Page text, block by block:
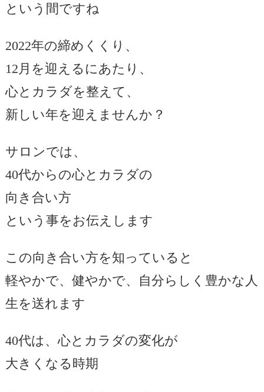
という間ですね
2022年の締めくくり、
12月を迎えるにあたり、
心とカラダを整えて、
新しい年を迎えませんか？
サロンでは、
40代からの心とカラダの
向き合い方
という事をお伝えします
この向き合い方を知っていると
軽やかで、健やかで、自分らしく豊かな人
生を送れます
40代は、心とカラダの変化が
大きくなる時期